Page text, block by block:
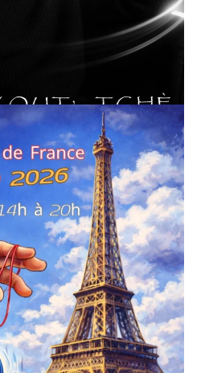
Luc ALGER
EN FAMILLE JEUNESSE & SPORTS
France de la FYYA
14e